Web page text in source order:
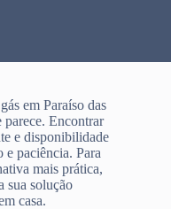
em Paraíso das
Encontrar
e disponibilidade
paciência. Para
mais prática,
sua solução
casa.